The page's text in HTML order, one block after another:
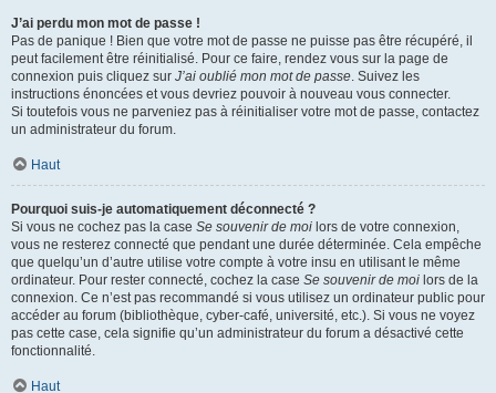
J’ai perdu mon mot de passe !
Pas de panique ! Bien que votre mot de passe ne puisse pas être récupéré, il
peut facilement être réinitialisé. Pour ce faire, rendez vous sur la page de
connexion puis cliquez sur J’ai oublié mon mot de passe. Suivez les
instructions énoncées et vous devriez pouvoir à nouveau vous connecter.
Si toutefois vous ne parveniez pas à réinitialiser votre mot de passe, contactez
un administrateur du forum.
Haut
Pourquoi suis-je automatiquement déconnecté ?
Si vous ne cochez pas la case Se souvenir de moi lors de votre connexion,
vous ne resterez connecté que pendant une durée déterminée. Cela empêche
que quelqu’un d’autre utilise votre compte à votre insu en utilisant le même
ordinateur. Pour rester connecté, cochez la case Se souvenir de moi lors de la
connexion. Ce n’est pas recommandé si vous utilisez un ordinateur public pour
accéder au forum (bibliothèque, cyber-café, université, etc.). Si vous ne voyez
pas cette case, cela signifie qu’un administrateur du forum a désactivé cette
fonctionnalité.
Haut